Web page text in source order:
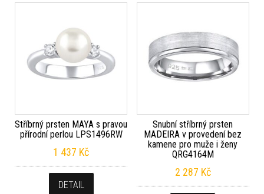
Stříbrný prsten MAYA s pravou
přírodní perlou LPS1496RW
1 437 Kč
DETAIL
Snubní stříbrný prsten
MADEIRA v provedení bez
kamene pro muže i ženy
QRG4164M
2 287 Kč